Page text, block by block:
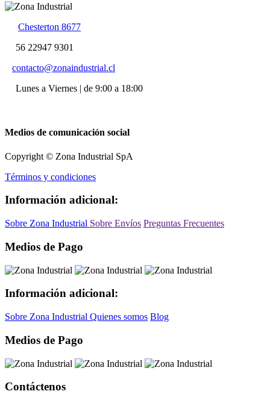
Chesterton 8677
56 22947 9301
contacto@zonaindustrial.cl
Lunes a Viernes | de 9:00 a 18:00
Medios de comunicación social
Copyright © Zona Industrial SpA
Términos y condiciones
Información adicional:
Sobre Zona Industrial Sobre Envíos Preguntas Frecuentes
Medios de Pago
Información adicional:
Sobre Zona Industrial Quienes somos Blog
Medios de Pago
Contáctenos